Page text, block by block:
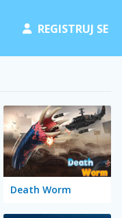
REGISTRUJ SE
Death Worm